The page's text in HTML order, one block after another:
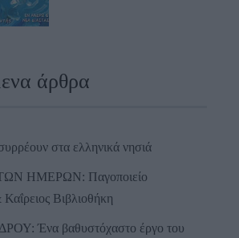
άρθρα
στα ελληνικά νησιά
ΗΜΕΡΩΝ: Παγοποιείο
Βιβλιοθήκη
Ένα βαθυστόχαστο έργο του